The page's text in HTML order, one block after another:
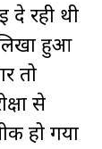
दे रही थी
हुआ
तो
से
हो गया